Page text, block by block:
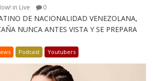
in Live 0
DE NACIONALIDAD VENEZOLANA,
NUNCA ANTES VISTA Y SE PREPARA
Podcast Youtubers